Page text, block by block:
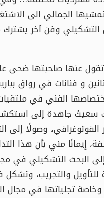
الجمالي الى
التشكيلي وفن آخر
عنها صاحبتها ضحى
و فنانات في رواق
الفني في ملتقيات
سعيتُ جاهدة إلى
وصولًا إلى
إيمانًا مني بأن
البحث التشكيلي في
والتجريب،
تجلياتها في مجال